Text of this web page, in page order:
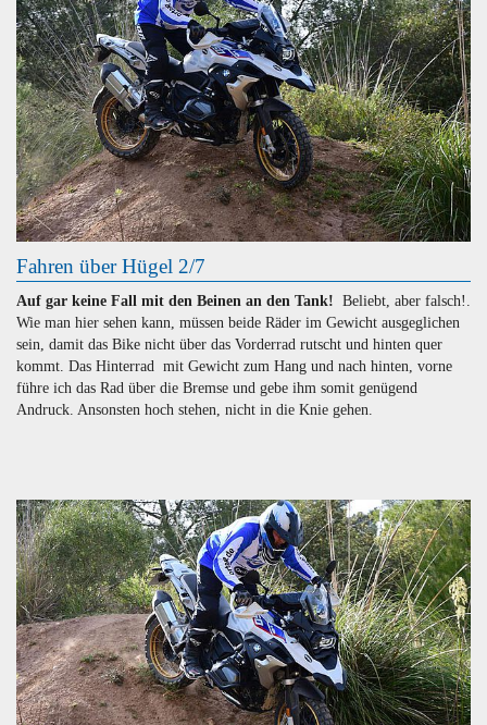
Fahren über Hügel 2/7
Auf gar keine Fall mit den Beinen an den Tank! Beliebt, aber falsch!.
Wie man hier sehen kann, müssen beide Räder im Gewicht ausgeglichen
sein, damit das Bike nicht über das Vorderrad rutscht und hinten quer
kommt. Das Hinterrad mit Gewicht zum Hang und nach hinten, vorne
führe ich das Rad über die Bremse und gebe ihm somit genügend
Andruck. Ansonsten hoch stehen, nicht in die Knie gehen.